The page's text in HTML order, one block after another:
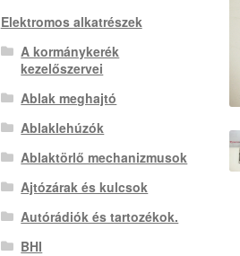
Elektromos alkatrészek
A kormánykerék
kezelőszervei
Ablak meghajtó
Ablaklehúzók
Ablaktörlő mechanizmusok
Ajtózárak és kulcsok
Autórádiók és tartozékok.
BHI